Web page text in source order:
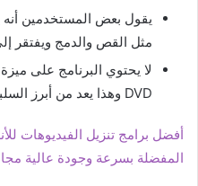
يقول بعض المستخدمين
مثل القص والدمج ويفتقر
لا يحتوي البرنامج على
DVD وهذا يعد من أبرز السلبيات الموجودة به.
المفضلة بسرعة وجودة عالية